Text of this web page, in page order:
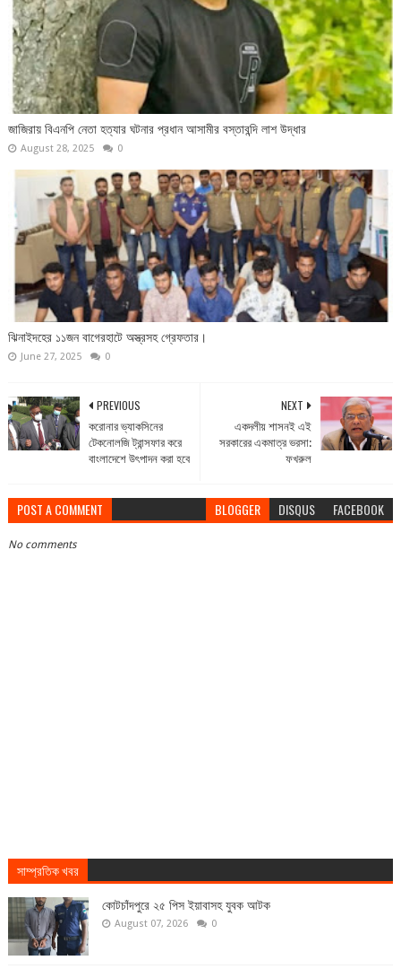
জাজিরায় বিএনপি নেতা হত্যার ঘটনার প্রধান আসামীর বস্তাবন্দি লাশ উদ্ধার
August 28, 2025 0
ঝিনাইদহের ১১জন বাগেরহাটে অস্ত্রসহ গ্রেফতার।
June 27, 2025 0
NEXT
একদলীয় শাসনই এই
সরকারের একমাত্র ভরসা:
ফখরুল
PREVIOUS
করোনার ভ্যাকসিনের
টেকনোলজি ট্রান্সফার করে
বাংলাদেশে উৎপাদন করা হবে
POST A COMMENT BLOGGER DISQUS FACEBOOK
No comments
সাম্প্রতিক খবর
কোটচাঁদপুরে ২৫ পিস ইয়াবাসহ যুবক আটক
August 07, 2026 0